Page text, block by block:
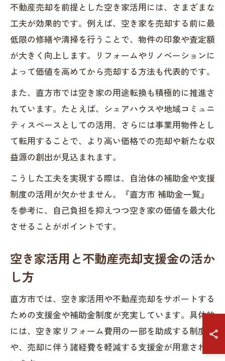
不動産売却を前提とした空き家活用には、さまざまな
工夫が効果的です。例えば、空き家を売却する前に最
低限の修繕や清掃を行うことで、物件の印象や査定額
が大きく向上します。リフォームやリノベーションに
よって価値を高めてから売却する方法も代表的です。
また、直方市では空き家の用途転換も積極的に推進さ
れています。たとえば、シェアハウスや地域コミュニ
ティスペースとしての活用、さらには事業用物件とし
て転用することで、より高い価格での売却や新たな収
益源の創出が見込まれます。
こうした工夫を実現する際は、自治体の補助金や支援
制度の活用が欠かせません。『直方市 補助金一覧』
を参考に、自己負担を抑えつつ空き家の価値を最大化
させることがポイントです。
空き家活用と不動産売却支援金の活か
し方
直方市では、空き家活用や不動産売却をサポートする
ための支援金や補助金制度が充実しています。具体的
には、空き家リフォーム費用の一部を助成する制度
や、売却に伴う諸経費を軽減する支援金が用意されて